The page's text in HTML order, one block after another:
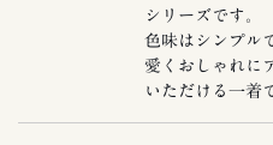
シリーズです。
色味はシンプル
愛くおしゃれに
いただける一着